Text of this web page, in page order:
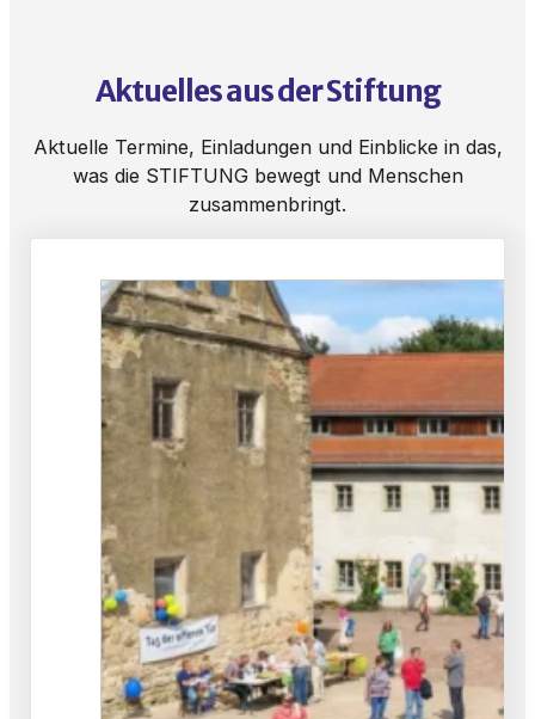
Aktuelles aus der Stiftung
Aktuelle Termine, Einladungen und Einblicke in das,
was die STIFTUNG bewegt und Menschen
zusammenbringt.